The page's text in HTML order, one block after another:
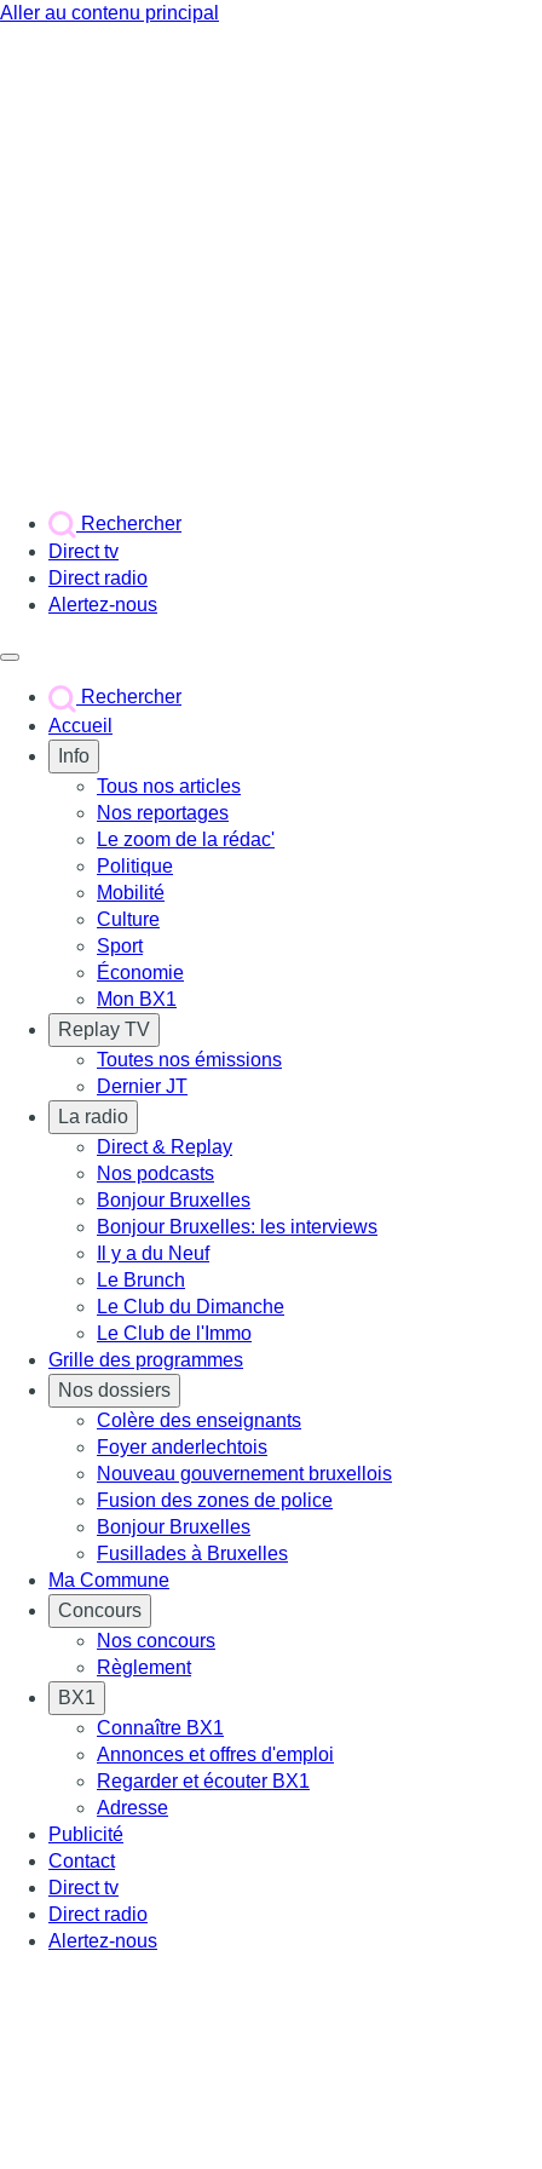
Aller au contenu principal
Rechercher
Direct tv
Direct radio
Alertez-nous
Rechercher
Accueil
Info
Tous nos articles
Nos reportages
Le zoom de la rédac'
Politique
Mobilité
Culture
Sport
Économie
Mon BX1
Replay TV
Toutes nos émissions
Dernier JT
La radio
Direct & Replay
Nos podcasts
Bonjour Bruxelles
Bonjour Bruxelles: les interviews
Il y a du Neuf
Le Brunch
Le Club du Dimanche
Le Club de l'Immo
Grille des programmes
Nos dossiers
Colère des enseignants
Foyer anderlechtois
Nouveau gouvernement bruxellois
Fusion des zones de police
Bonjour Bruxelles
Fusillades à Bruxelles
Ma Commune
Concours
Nos concours
Règlement
BX1
Connaître BX1
Annonces et offres d'emploi
Regarder et écouter BX1
Adresse
Publicité
Contact
Direct tv
Direct radio
Alertez-nous